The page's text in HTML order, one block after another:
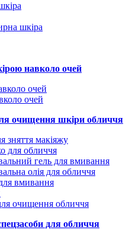
шкіра
навколо очей
очей
очей
очищення шкіри обличчя
зняття макіяжу
для обличчя
гель для вмивання
олія для обличчя
вмивання
очищення обличчя
для обличчя